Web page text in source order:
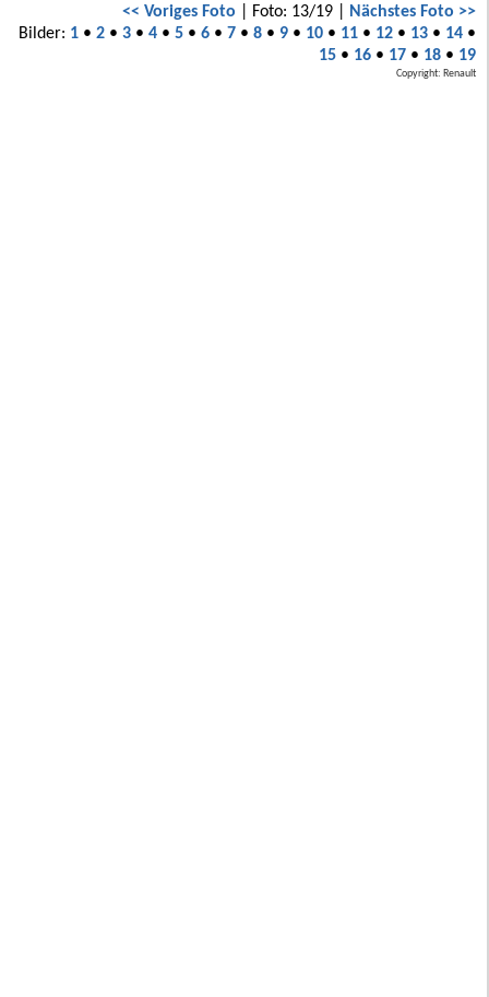
<< Voriges Foto | Foto: 13/19 |
Nächstes Foto >>
Bilder: 1• 2• 3• 4• 5• 6• 7• 8• 9• 10• 11• 12• 13• 14•
15• 16• 17• 18• 19
Copyright: Renault